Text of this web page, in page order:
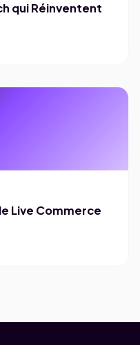
qui Réinventent
Live Commerce